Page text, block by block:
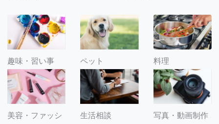
趣味・習い事 ペット 料理
美容・ファッシ
生活相談 写真・動画制作